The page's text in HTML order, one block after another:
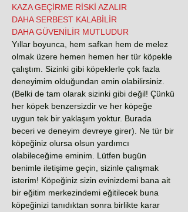
KAZA GEÇİRME RİSKİ AZALIR
DAHA SERBEST KALABİLİR
DAHA GÜVENİLİR MUTLUDUR
Yıllar boyunca, hem safkan hem de melez
olmak üzere hemen hemen her tür köpekle
çalıştım. Sizinki gibi köpeklerle çok fazla
deneyimim olduğundan emin olabilirsiniz.
(Belki de tam olarak sizinki gibi değil! Çünkü
her köpek benzersizdir ve her köpeğe
uygun tek bir yaklaşım yoktur. Burada
beceri ve deneyim devreye girer). Ne tür bir
köpeğiniz olursa olsun yardımcı
olabileceğime eminim. Lütfen bugün
benimle iletişime geçin, sizinle çalışmak
isterim! Köpeğiniz sizin evinizdemi bana ait
bir eğitim merkezindemi eğitilecek buna
köpeğinizi tanıdıktan sonra birlikte karar